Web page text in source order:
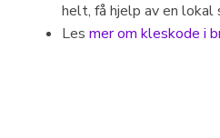
helt, få hjelp av en lokal
Les mer om kleskode i